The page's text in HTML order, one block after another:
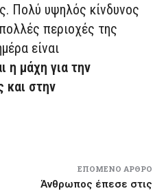
Πολύ υψηλός κίνδυνος
περιοχές της
είναι
η μάχη για την
και στην
ΕΠΌΜΕΝΟ ΆΡΘΡΟ
Άνθρωπος έπεσε στις